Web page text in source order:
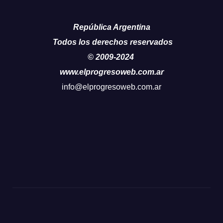
República Argentina
Todos los derechos reservados
© 2009-2024
www.elprogresoweb.com.ar
info@elprogresoweb.com.ar